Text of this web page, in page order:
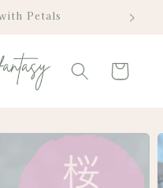
Petals
Cart